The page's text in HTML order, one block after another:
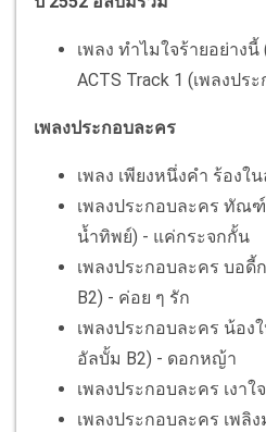
เพลง ทำไมใจร้ายอย่าง
ACTS Track 1 (เพลงป
เพลงประกอบละคร
เพลง เพียงหนึ่งคำ ร้องใ
เพลงประกอบละคร ทัณ
น้ำทิพย์) - แค่กระจกกั้น
เพลงประกอบละคร บอดี้
B2) - ค่อย ๆ รัก
เพลงประกอบละคร น้อง
อัลบั้ม B2) - ดอกหญ้า
เพลงประกอบละคร เงา
เพลงประกอบละคร เพลิ